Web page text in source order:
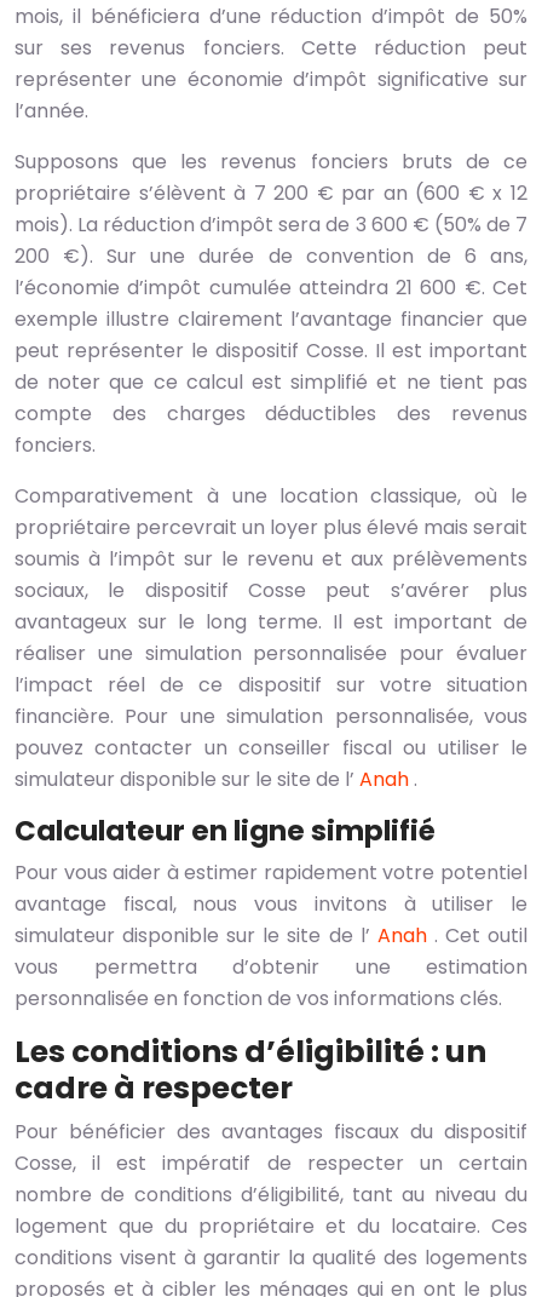
mois, il bénéficiera d’une réduction d’impôt de 50%
sur ses revenus fonciers. Cette réduction peut
représenter une économie d’impôt significative sur
l’année.
Supposons que les revenus fonciers bruts de ce
propriétaire s’élèvent à 7 200 € par an (600 € x 12
mois). La réduction d’impôt sera de 3 600 € (50% de 7
200 €). Sur une durée de convention de 6 ans,
l’économie d’impôt cumulée atteindra 21 600 €. Cet
exemple illustre clairement l’avantage financier que
peut représenter le dispositif Cosse. Il est important
de noter que ce calcul est simplifié et ne tient pas
compte des charges déductibles des revenus
fonciers.
Comparativement à une location classique, où le
propriétaire percevrait un loyer plus élevé mais serait
soumis à l’impôt sur le revenu et aux prélèvements
sociaux, le dispositif Cosse peut s’avérer plus
avantageux sur le long terme. Il est important de
réaliser une simulation personnalisée pour évaluer
l’impact réel de ce dispositif sur votre situation
financière. Pour une simulation personnalisée, vous
pouvez contacter un conseiller fiscal ou utiliser le
simulateur disponible sur le site de l’ Anah .
Calculateur en ligne simplifié
Pour vous aider à estimer rapidement votre potentiel
avantage fiscal, nous vous invitons à utiliser le
simulateur disponible sur le site de l’ Anah . Cet outil
vous permettra d’obtenir une estimation
personnalisée en fonction de vos informations clés.
Les conditions d’éligibilité : un
cadre à respecter
Pour bénéficier des avantages fiscaux du dispositif
Cosse, il est impératif de respecter un certain
nombre de conditions d’éligibilité, tant au niveau du
logement que du propriétaire et du locataire. Ces
conditions visent à garantir la qualité des logements
proposés et à cibler les ménages qui en ont le plus